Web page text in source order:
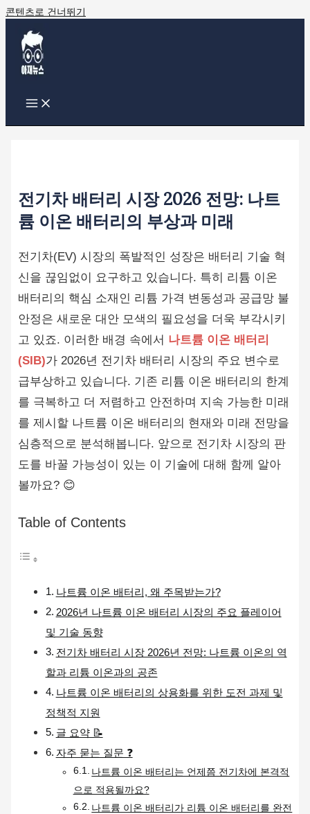
콘텐츠로 건너뛰기
전기차 배터리 시장 2026 전망: 나트
륨 이온 배터리의 부상과 미래
전기차(EV) 시장의 폭발적인 성장은 배터리 기술 혁
신을 끊임없이 요구하고 있습니다. 특히 리튬 이온
배터리의 핵심 소재인 리튬 가격 변동성과 공급망 불
안정은 새로운 대안 모색의 필요성을 더욱 부각시키
고 있죠. 이러한 배경 속에서 나트륨 이온 배터리
(SIB)가 2026년 전기차 배터리 시장의 주요 변수로
급부상하고 있습니다. 기존 리튬 이온 배터리의 한계
를 극복하고 더 저렴하고 안전하며 지속 가능한 미래
를 제시할 나트륨 이온 배터리의 현재와 미래 전망을
심층적으로 분석해봅니다. 앞으로 전기차 시장의 판
도를 바꿀 가능성이 있는 이 기술에 대해 함께 알아
볼까요? 😊
Table of Contents
나트륨 이온 배터리, 왜 주목받는가?
2026년 나트륨 이온 배터리 시장의 주요 플레이어
및 기술 동향
전기차 배터리 시장 2026년 전망: 나트륨 이온의 역
할과 리튬 이온과의 공존
나트륨 이온 배터리의 상용화를 위한 도전 과제 및
정책적 지원
글 요약 📝
자주 묻는 질문 ❓
나트륨 이온 배터리는 언제쯤 전기차에 본격적
으로 적용될까요?
나트륨 이온 배터리가 리튬 이온 배터리를 완전